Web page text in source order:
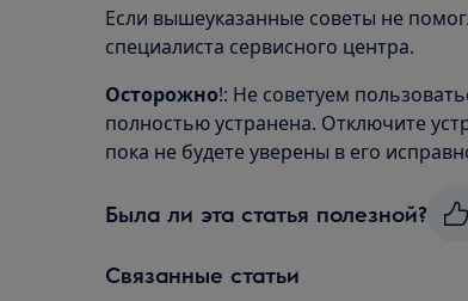
Если вышеуказанные советы не
специалиста сервисного центра.
Осторожно!: Не советуем
полностью устранена. Отключите
пока не будете уверены в его
Была ли эта статья полезной?
Связанные статьи